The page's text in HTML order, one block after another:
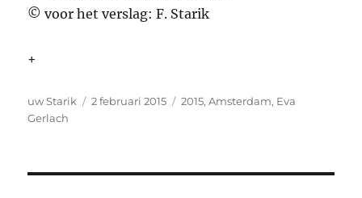
© voor het verslag: F. Starik
+
Auteur
uw Starik
Geplaatst
2 februari 2015 Tags
2015,Amsterdam, Eva
Gerlach